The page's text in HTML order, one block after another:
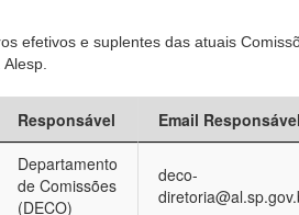
efetivos e suplentes das atuais
Responsável
Email
Departamento
de Comissões
(DECO)
deco-